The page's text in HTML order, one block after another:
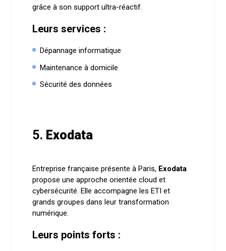
grâce à son support ultra-réactif.
Leurs services :
Dépannage informatique
Maintenance à domicile
Sécurité des données
5. Exodata
Entreprise française présente à Paris, Exodata
propose une approche orientée cloud et
cybersécurité. Elle accompagne les ETI et
grands groupes dans leur transformation
numérique.
Leurs points forts :